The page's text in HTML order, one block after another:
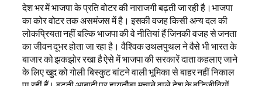
देश भर में भाजपा के प्रति वोटर की नाराजगी बढ़ती जा रही है।भाजपा
का कोर वोटर तक असमंजस में है। इसकी वजह किसी अन्य दल की
लोकप्रियता नहीं बल्कि भाजपा की वे नीतियां हैं जिनकी वजह से जनता
का जीवन दूभर होता जा रहा है। वैश्विक उथलपुथल ने वैसे भी भारत के
बाजार को झकझोर रखा है ऐसे में भाजपा की सरकारें दाता कहलाए जाने
के लिए खुद को गोली बिस्कुट बांटने वाली भूमिका से बाहर नहीं निकाल